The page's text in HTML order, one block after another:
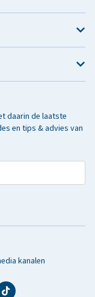
daarin de laatste
en tips & advies van
kanalen